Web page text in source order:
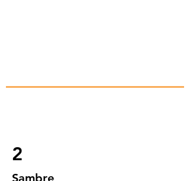
2
Sambre